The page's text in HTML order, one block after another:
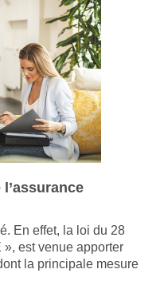
En effet, la loi du 28
est venue apporter
la principale mesure